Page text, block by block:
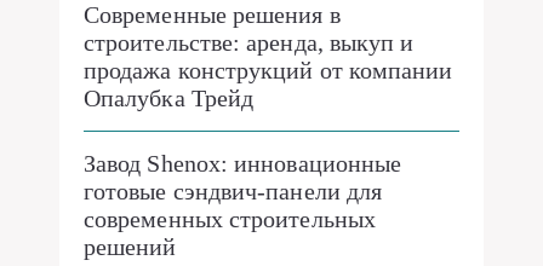
Современные решения в
строительстве: аренда, выкуп и
продажа конструкций от компании
Опалубка Трейд
Завод Shenox: инновационные
готовые сэндвич-панели для
современных строительных
решений